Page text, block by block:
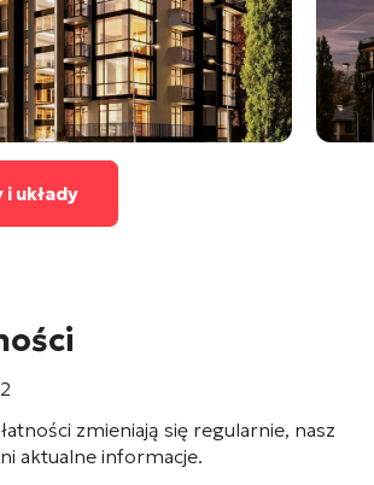
i układy
zmieniają się regularnie, nasz
aktualne informacje.